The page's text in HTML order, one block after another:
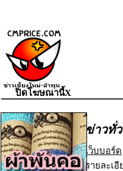
ข่าวทั่
เว็บบอร์ด
รายละเ
ปิดโฆษณานี้X